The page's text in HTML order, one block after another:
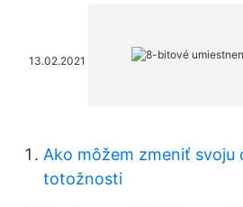
13.02.2021
Ako môžem zmeniť svoju
totožnosti